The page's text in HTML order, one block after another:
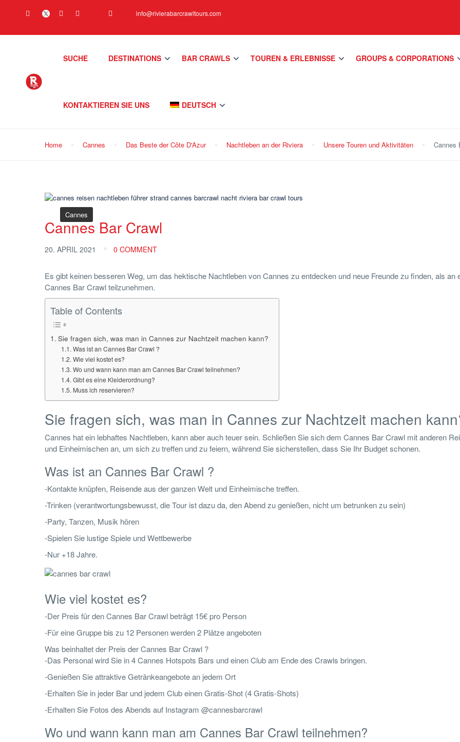
info@rivierabarcrawltours.com
SUCHE DESTINATIONS BAR CRAWLS TOUREN & ERLEBNISSE GROUPS & CORPORATIONS
KONTAKTIEREN SIE UNS DEUTSCH
Home Cannes Das Beste der Côte D'Azur Nachtleben an der Riviera Unsere Touren und Aktivitäten Cannes
Cannes
Cannes Bar Crawl
20. APRIL 2021 0 COMMENT
Es gibt keinen besseren Weg, um das hektische Nachtleben von Cannes zu entdecken und neue Freunde zu finden, als an
Cannes Bar Crawl teilzunehmen.
Table of Contents
Sie fragen sich, was man in Cannes zur Nachtzeit machen kann?
Was ist an Cannes Bar Crawl ?
Wie viel kostet es?
Wo und wann kann man am Cannes Bar Crawl teilnehmen?
Gibt es eine Kleiderordnung?
Muss ich reservieren?
Sie fragen sich, was man in Cannes zur Nachtzeit machen
Cannes hat ein lebhaftes Nachtleben, kann aber auch teuer sein. Schließen Sie sich dem Cannes Bar Crawl mit anderen
und Einheimischen an, um sich zu treffen und zu feiern, während Sie sicherstellen, dass Sie Ihr Budget schonen.
Was ist an Cannes Bar Crawl ?
-Kontakte knüpfen, Reisende aus der ganzen Welt und Einheimische treffen.
-Trinken (verantwortungsbewusst, die Tour ist dazu da, den Abend zu genießen, nicht um betrunken zu sein)
-Party, Tanzen, Musik hören
-Spielen Sie lustige Spiele und Wettbewerbe
-Nur +18 Jahre.
Wie viel kostet es?
-Der Preis für den Cannes Bar Crawl beträgt 15€ pro Person
-Für eine Gruppe bis zu 12 Personen werden 2 Plätze angeboten
Was beinhaltet der Preis der Cannes Bar Crawl ?
-Das Personal wird Sie in 4 Cannes Hotspots Bars und einen Club am Ende des Crawls bringen.
-Genießen Sie attraktive Getränkeangebote an jedem Ort
-Erhalten Sie in jeder Bar und jedem Club einen Gratis-Shot (4 Gratis-Shots)
-Erhalten Sie Fotos des Abends auf Instagram @cannesbarcrawl
Wo und wann kann man am Cannes Bar Crawl teilnehmen?